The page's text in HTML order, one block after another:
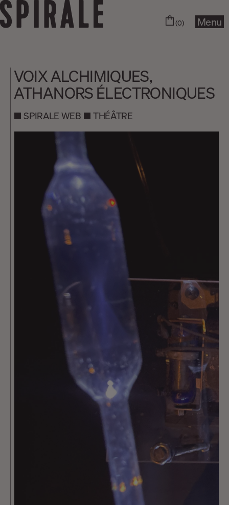
(0) Menu
VOIX ALCHIMIQUES,
ATHANORS ÉLECTRONIQUES
SPIRALE WEB THÉÂTRE